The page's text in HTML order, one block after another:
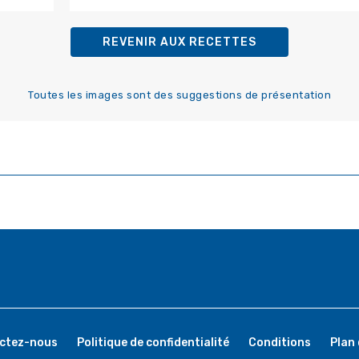
REVENIR AUX RECETTES
Toutes les images sont des suggestions de présentation
nous Politique de confidentialité Conditions Plan